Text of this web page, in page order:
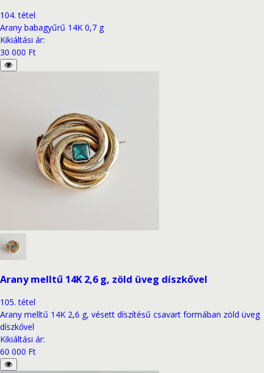
104. tétel
Arany babagyűrű 14K 0,7 g
Kikiáltási ár:
30 000 Ft
Arany melltű 14K 2,6 g, zöld üveg díszkővel
105. tétel
Arany melltű 14K 2,6 g, vésett díszítésű csavart formában zöld üveg
díszkővel
Kikiáltási ár:
60 000 Ft